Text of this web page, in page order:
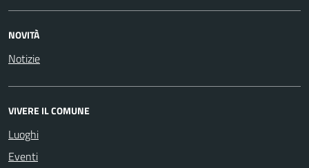
NOVITÀ
Notizie
VIVERE IL COMUNE
Luoghi
Eventi